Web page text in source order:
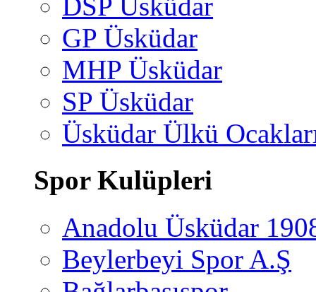
DSP Üsküdar
GP Üsküdar
MHP Üsküdar
SP Üsküdar
Üsküdar Ülkü
Spor Kulüpleri
Anadolu Üsküdar
Beylerbeyi Spor A.Ş